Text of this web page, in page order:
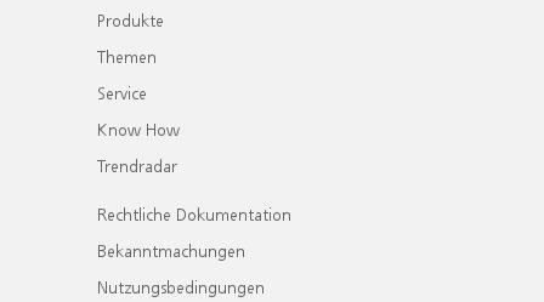
Produkte
Themen
Service
Know How
Trendradar
Rechtliche Dokumentation
Bekanntmachungen
Nutzungsbedingungen